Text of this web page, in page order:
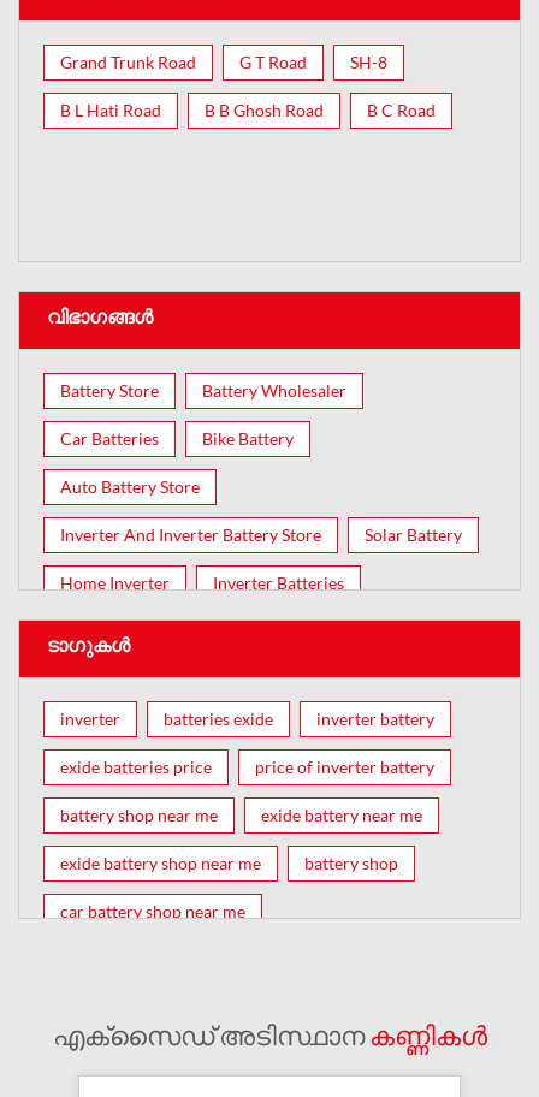
Grand Trunk Road G T Road SH-8
B L Hati Road B B Ghosh Road B C Road
വിഭാഗങ്ങൾ
Battery Store Battery Wholesaler
Car Batteries Bike Battery
Auto Battery Store
Inverter And Inverter Battery Store Solar Battery
Home Inverter Inverter Batteries
ടാഗുകൾ
inverter batteries exide inverter battery
exide batteries price price of inverter battery
battery shop near me exide battery near me
exide battery shop near me battery shop
car battery shop near me
inverter battery shop near me
എക്സൈഡ് അടിസ്ഥാനകണ്ണികൾ